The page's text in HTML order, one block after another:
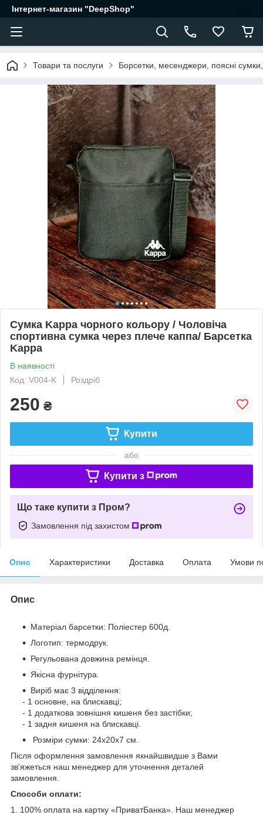
Інтернет-магазин "DeepShop"
Товари та послуги Борсетки, месенджери, поясні сумки,
Сумка Kappa чорного кольору / Чоловіча
спортивна сумка через плече каппа/ Барсетка
Kappa
В наявності
Код: V004-K
Роздріб
250 ₴
Купити
або
Купити з
Що таке купити з Пром?
Замовлення під захистом
Опис Характеристики Доставка Оплата Умови
Опис
Матеріал барсетки: Поліестер 600д.
Логотип: термодрук.
Регульована довжина ремінця.
Якісна фурнітура.
Виріб має 3 відділення:
- 1 основне, на блискавці;
- 1 додаткова зовнішня кишеня без застібки;
- 1 задня кишеня на блискавці.
Розміри сумки: 24x20x7 см.
Після оформлення замовлення якнайшвидше з Вами
зв'яжеться наш менеджер для уточнення деталей
замовлення.
Способи оплати:
1. 100% оплата на картку «ПриватБанка». Наш менеджер